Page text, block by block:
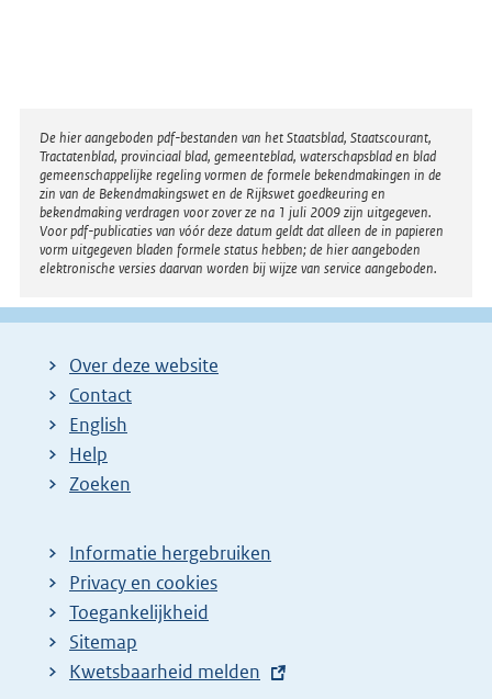
Disclaimer
De hier aangeboden pdf-bestanden van het Staatsblad, Staatscourant,
Tractatenblad, provinciaal blad, gemeenteblad, waterschapsblad en blad
gemeenschappelijke regeling vormen de formele bekendmakingen in de
zin van de Bekendmakingswet en de Rijkswet goedkeuring en
bekendmaking verdragen voor zover ze na 1 juli 2009 zijn uitgegeven.
Voor pdf-publicaties van vóór deze datum geldt dat alleen de in papieren
vorm uitgegeven bladen formele status hebben; de hier aangeboden
elektronische versies daarvan worden bij wijze van service aangeboden.
Over deze website
Contact
English
Help
Zoeken
Informatie hergebruiken
Privacy en cookies
Toegankelijkheid
Sitemap
E
Kwetsbaarheid melden